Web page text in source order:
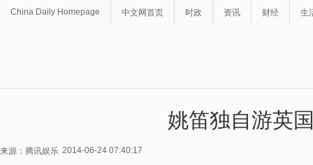
China Daily Homepage 中文网首页 时政 资讯 财经 生
姚笛独自游英
来源：腾讯娱乐 2014-06-24 07:40:17